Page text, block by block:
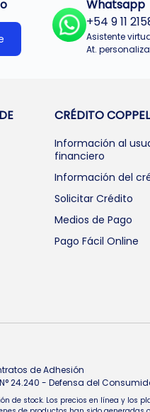
Whatsapp
+54 9 11
Asistente
At.
CRÉDITO COPPEL
Información al
financiero
Información del
Solicitar Crédito
Medios de Pago
Pago Fácil Online
de Adhesión
24.240 - Defensa del
de stock. Los precios en línea y